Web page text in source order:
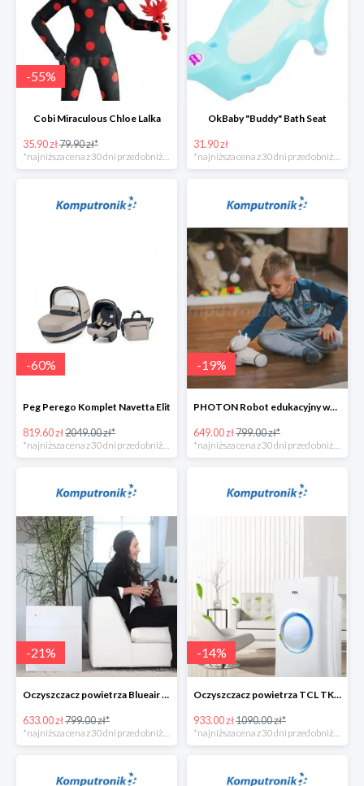
-55%
Cobi Miraculous Chloe Lalka
35.90 zł79.90 zł*
*najniższa cena z 30 dni przed obniżką
OkBaby "Buddy" Bath Seat
31.90 zł
*najniższa cena z 30 dni przed obniżką
-60%
Peg Perego Komplet Navetta Elit
819.60 zł2049.00 zł*
-19%
PHOTON Robot edukacyjny wersja domowa
649.00 zł799.00 zł*
-21%
Oczyszczacz powietrza Blueair 203 Classic -135zł
633.00 zł799.00 zł*
*najniższa cena z 30 dni przed obniżką
-14%
Oczyszczacz powietrza TCL TKJ400F -156zł
933.00 zł1090.00 zł*
*najniższa cena z 30 dni przed obniżką